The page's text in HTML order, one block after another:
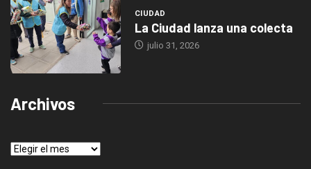
CIUDAD
La Ciudad lanza una colecta
julio 31, 2026
Archivos
Archivos